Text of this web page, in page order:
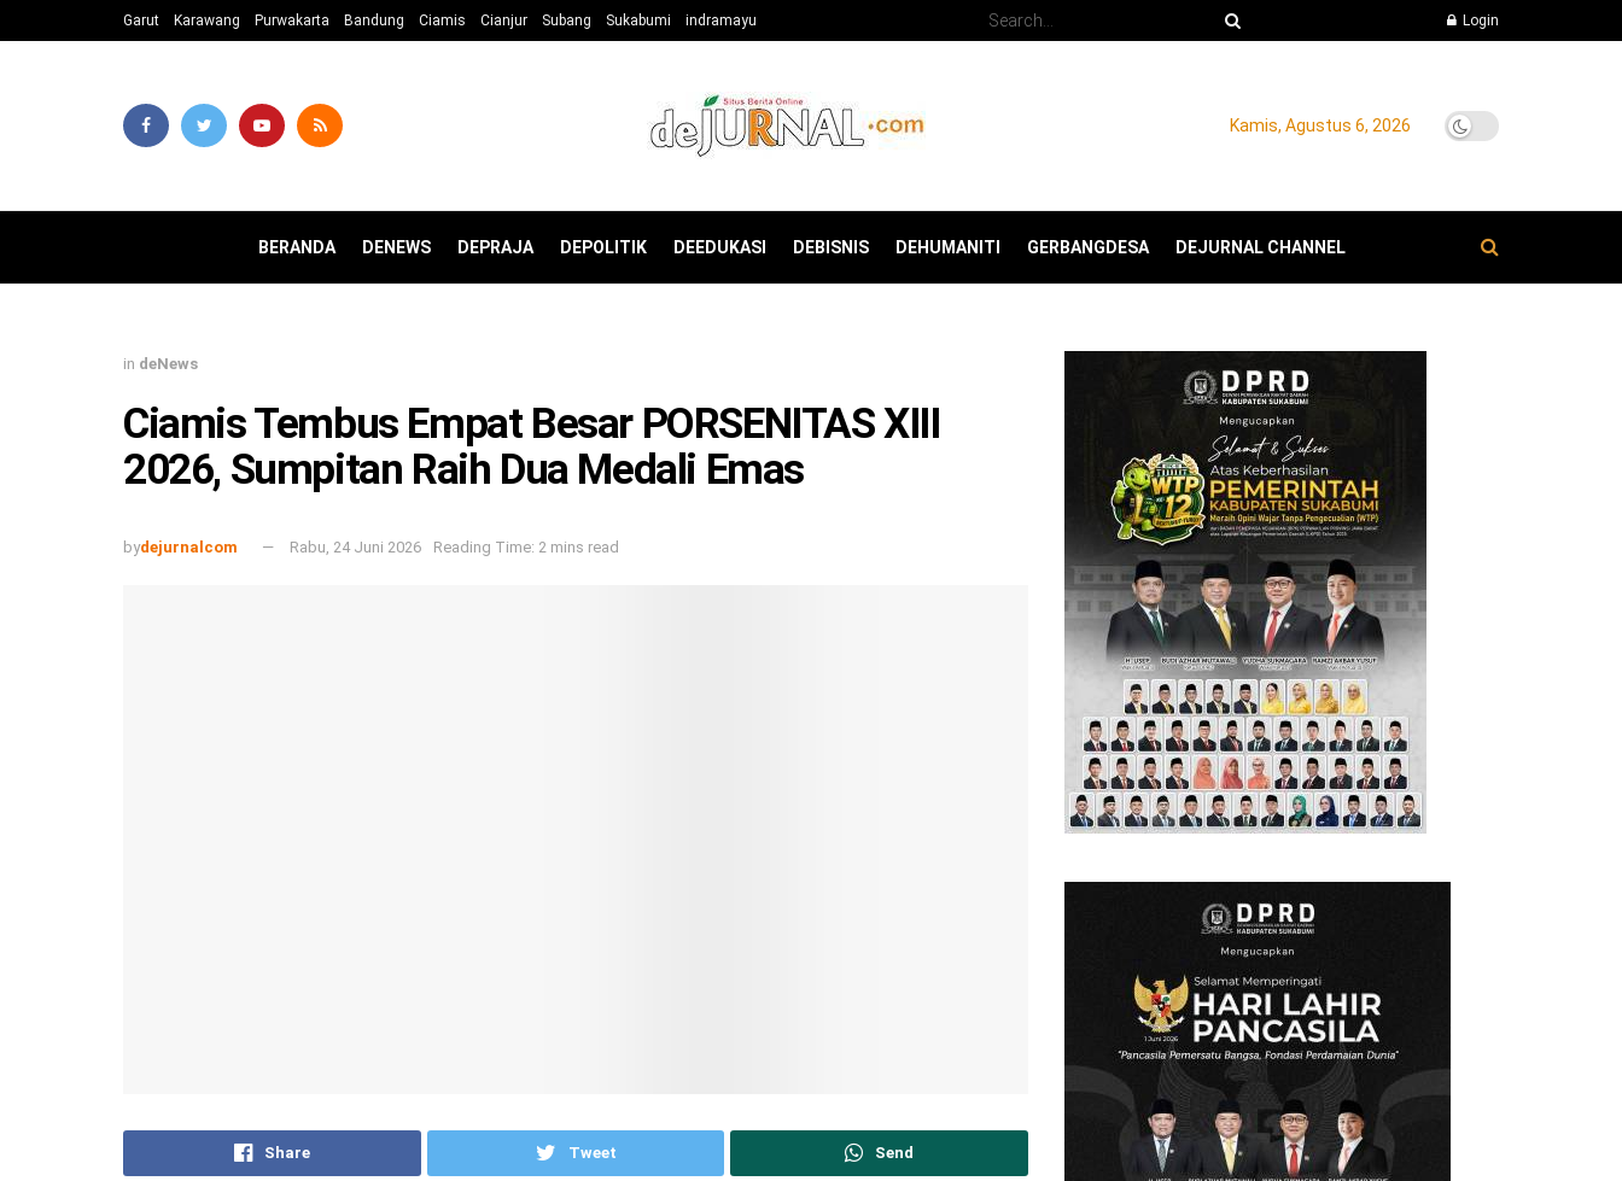
Garut Karawang Purwakarta Bandung Ciamis Cianjur Subang Sukabumi indramayu Login
Kamis, Agustus 6, 2026
BERANDA DENEWS DEPRAJA DEPOLITIK DEEDUKASI DEBISNIS DEHUMANITI GERBANGDESA DEJURNAL CHANNEL
in deNews
Ciamis Tembus Empat Besar PORSENITAS XIII
2026, Sumpitan Raih Dua Medali Emas
bydejurnalcom Rabu, 24 Juni 2026 Reading Time: 2 mins read
Share Tweet Send